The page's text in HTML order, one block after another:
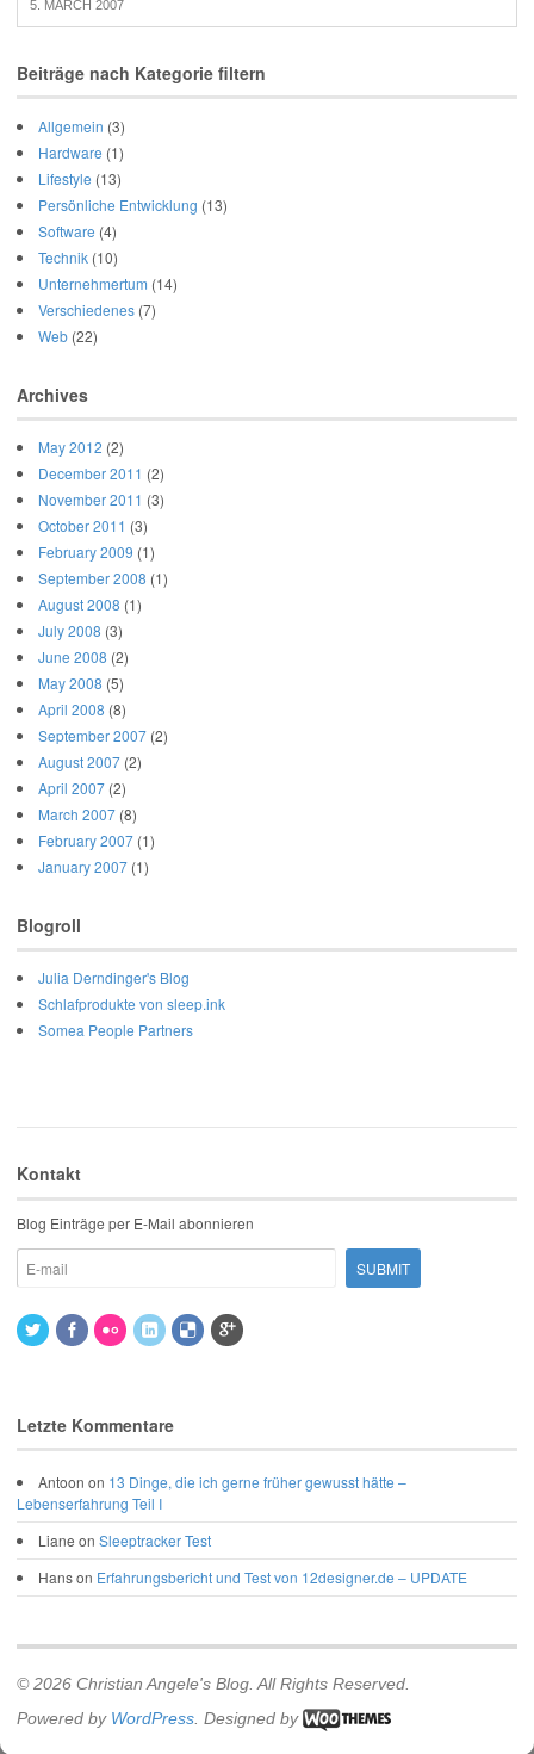
5. MARCH 2007
Beiträge nach Kategorie filtern
Allgemein (3)
Hardware (1)
Lifestyle (13)
Persönliche Entwicklung (13)
Software (4)
Technik (10)
Unternehmertum (14)
Verschiedenes (7)
Web (22)
Archives
May 2012 (2)
December 2011 (2)
November 2011 (3)
October 2011 (3)
February 2009 (1)
September 2008 (1)
August 2008 (1)
July 2008 (3)
June 2008 (2)
May 2008 (5)
April 2008 (8)
September 2007 (2)
August 2007 (2)
April 2007 (2)
March 2007 (8)
February 2007 (1)
January 2007 (1)
Blogroll
Julia Derndinger's Blog
Schlafprodukte von sleep.ink
Somea People Partners
Kontakt
Blog Einträge per E-Mail abonnieren
Letzte Kommentare
Antoon on 13 Dinge, die ich gerne früher gewusst hätte –
Lebenserfahrung Teil I
Liane on Sleeptracker Test
Hanson Erfahrungsbericht und Test von 12designer.de – UPDATE
© 2026 Christian Angele's Blog. All Rights Reserved.
Powered by WordPress . Designed by